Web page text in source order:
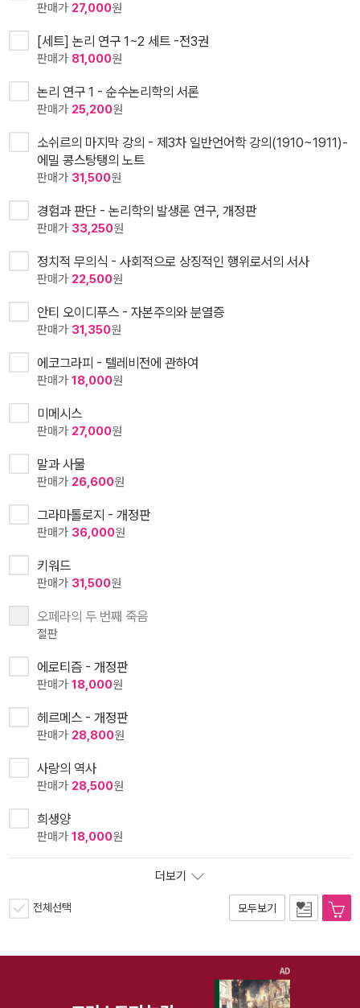
판매가 27,000원
[세트] 논리 연구 1~2 세트 -전3권
판매가 81,000원
논리 연구 1 - 순수논리학의 서론
판매가 25,200원
소쉬르의 마지막 강의 - 제3차 일반언어학 강의(1910~1911)-
에밀 콩스탕탱의 노트
판매가 31,500원
경험과 판단 - 논리학의 발생론 연구, 개정판
판매가 33,250원
정치적 무의식 - 사회적으로 상징적인 행위로서의 서사
판매가 22,500원
안티 오이디푸스 - 자본주의와 분열증
판매가 31,350원
에코그라피 - 텔레비전에 관하여
판매가 18,000원
미메시스
판매가 27,000원
말과 사물
판매가 26,600원
그라마톨로지 - 개정판
판매가 36,000원
키워드
판매가 31,500원
오페라의 두 번째 죽음
절판
에로티즘 - 개정판
판매가 18,000원
헤르메스 - 개정판
판매가 28,800원
사랑의 역사
판매가 28,500원
희생양
판매가 18,000원
더보기
전체선택 모두보기